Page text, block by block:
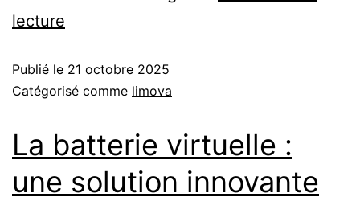
lecture
Publié le 21 octobre 2025
Catégorisé comme limova
La batterie virtuelle :
une solution innovante